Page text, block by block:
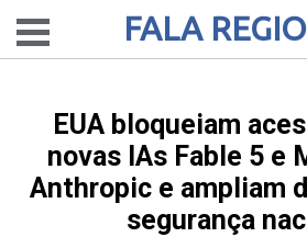
FALA
EUA bloqueiam
novas IAs Fable 5 e
Anthropic e ampliam
segurança